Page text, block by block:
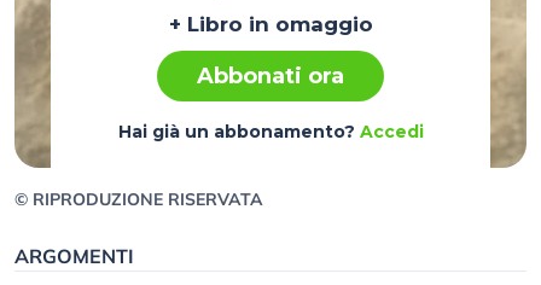
+ Libro in omaggio
Abbonati ora
Hai già un abbonamento? Accedi
© RIPRODUZIONE RISERVATA
ARGOMENTI